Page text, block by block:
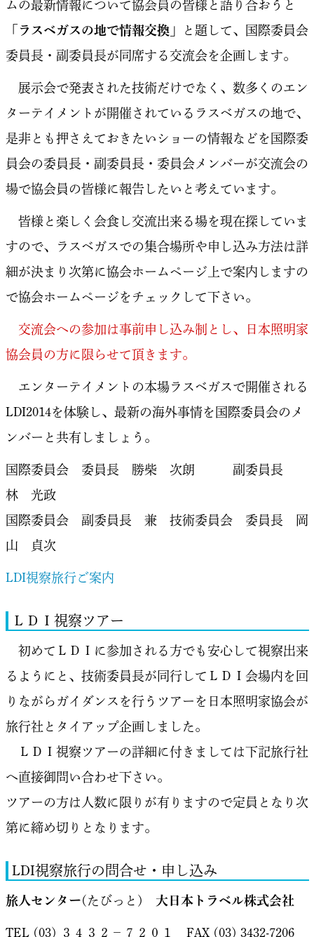
ムの最新情報について協会員の皆様と語り合おうと
「ラスベガスの地で情報交換」
と題して、国際委員会
委員長・副委員長が同席する交流会を企画します。
展示会で発表された技術だけでなく、数多くのエン
ターテイメントが開催されているラスベガスの地で、
是非とも押さえておきたいショーの情報などを国際委
員会の委員長・副委員長・委員会メンバーが交流会の
場で協会員の皆様に報告したいと考えています。
皆様と楽しく会食し交流出来る場を現在探していま
すので、ラスベガスでの集合場所や申し込み方法は詳
細が決まり次第に協会ホームページ上で案内しますの
で協会ホームページをチェックして下さい。
交流会への参加は事前申し込み制とし、日本照明家
協会員の方に限らせて頂きます。
エンターテイメントの本場ラスベガスで開催される
LDI2014を体験し、最新の海外事情を国際委員会のメ
ンバーと共有しましょう。
国際委員会 委員長 勝柴 次朗 副委員長
林 光政
国際委員会 副委員長 兼 技術委員会 委員長 岡
山 貞次
LDI視察旅行ご案内
ＬＤＩ視察ツアー
初めてＬＤＩに参加される方でも安心して視察出来
るようにと、技術委員長が同行してＬＤＩ会場内を回
りながらガイダンスを行うツアーを日本照明家協会が
旅行社とタイアップ企画しました。
ＬＤＩ視察ツアーの詳細に付きましては下記旅行社
へ直接御問い合わせ下さい。
ツアーの方は人数に限りが有りますので定員となり次
第に締め切りとなります。
LDI視察旅行の問合せ・申し込み
旅人センター(たびっと) 大日本トラベル株式会社
TEL (03) ３４３２－７２０１ FAX (03) 3432-7206